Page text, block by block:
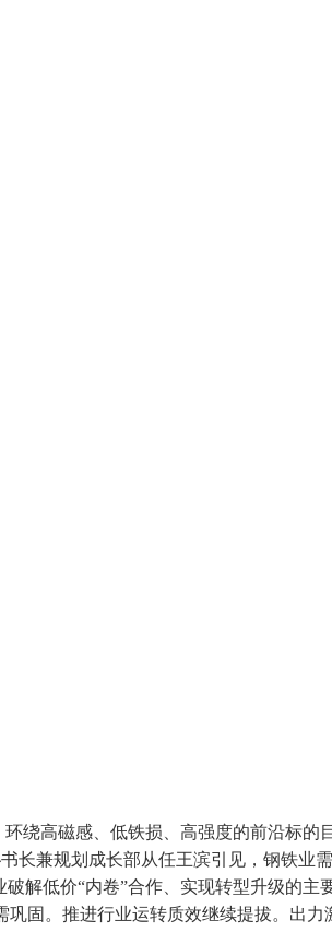
高磁感、低铁损、高强度的前沿标
长兼规划成长部从任王滨引见，钢铁
解低价“内卷”合作、实现转型升级的
固。推进行业运转质效继续提拔。出